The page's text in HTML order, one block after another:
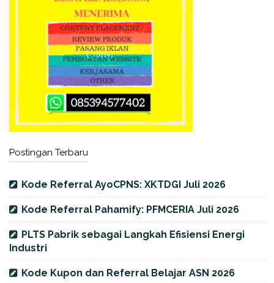
Postingan Terbaru
Kode Referral AyoCPNS: XKTDGI Juli 2026
Kode Referral Pahamify: PFMCERIA Juli 2026
PLTS Pabrik sebagai Langkah Efisiensi Energi
Industri
Kode Kupon dan Referral Belajar ASN 2026